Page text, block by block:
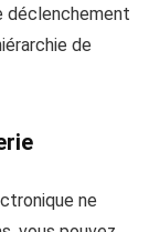
déclenchement
de
ne